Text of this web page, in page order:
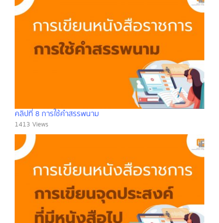
คลิปที่ 8 การใช้คำสรรพนาม
1413 Views